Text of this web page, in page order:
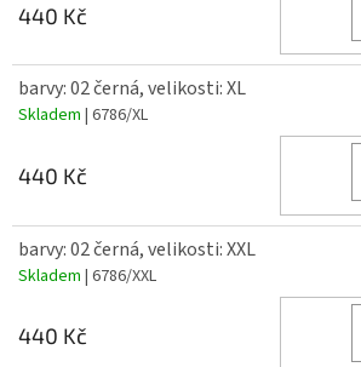
440 Kč
barvy: 02 černá, velikosti: XL
Skladem | 6786/XL
440 Kč
barvy: 02 černá, velikosti: XXL
Skladem | 6786/XXL
440 Kč